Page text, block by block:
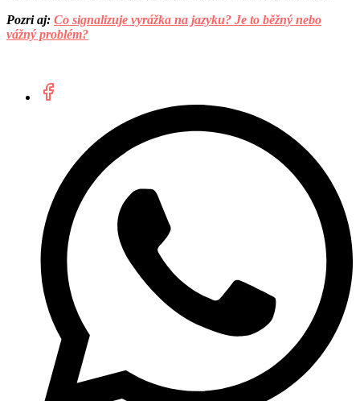
Pozri aj: Co signalizuje vyrážka na jazyku? Je to běžný nebo
vážný problém?